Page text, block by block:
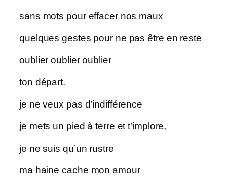
sans mots pour effacer nos maux
quelques gestes pour ne pas être en reste
oublier oublier oublier
ton départ.
je ne veux pas d’indifférence
je mets un pied à terre et t’implore,
je ne suis qu’un rustre
ma haine cache mon amour